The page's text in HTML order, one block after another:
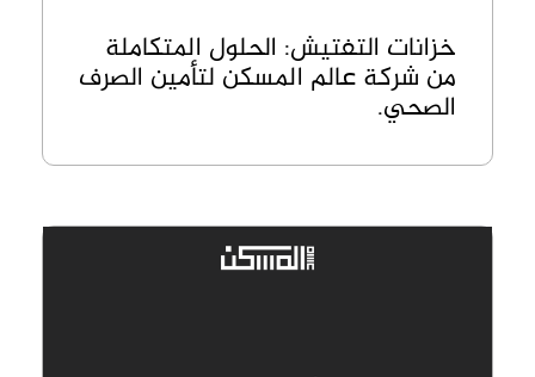
خزانات التفتيش: الحلول المتكاملة
من شركة عالم المسكن لتأمين الصرف
الصحي.